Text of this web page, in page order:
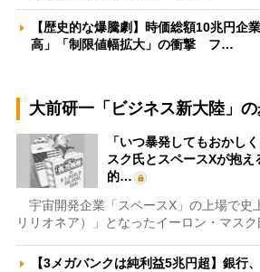
【歴史的な爆騰劇】時価総額10兆円企
高」「制限値幅拡大」の衝撃 フ…
大前研一「ビジネス新大陸」
「いつ暴発してもおかし
スク氏とスペースXが抱
的…
宇宙開発企業「スペースX」の上場で史
リリオネア）」となったイーロン・マス
【3メガバンクは純利益5兆円超】銀行